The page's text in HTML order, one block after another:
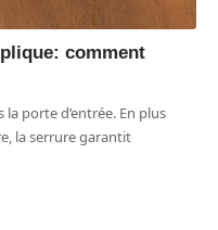
comment
porte d’entrée. En plus
la serrure garantit